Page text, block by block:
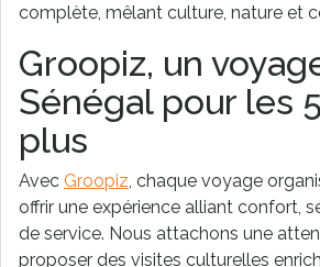
complète, mêlant culture, nature et
Groopiz, un
Sénégal pour les
plus
Avec Groopiz, chaque voyage
offrir une expérience alliant confort,
de service. Nous attachons une
proposer des visites culturelles